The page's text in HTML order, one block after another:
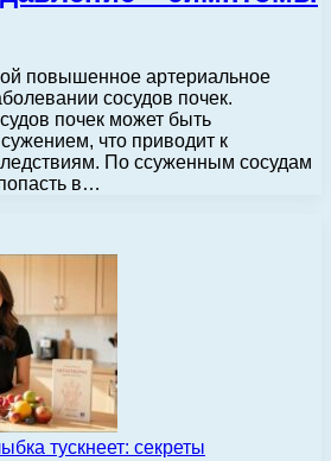
повышенное артериальное
сосудов почек.
почек может быть
что приводит к
По ссуженным сосудам
в…
тускнеет: секреты